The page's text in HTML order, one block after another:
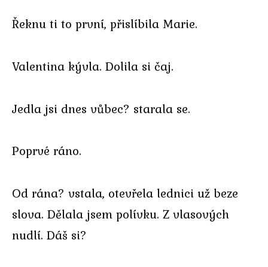
Řeknu ti to první, přislíbila Marie.
Valentina kývla. Dolila si čaj.
Jedla jsi dnes vůbec? starala se.
Poprvé ráno.
Od rána? vstala, otevřela lednici už beze
slova. Dělala jsem polívku. Z vlasových
nudlí. Dáš si?